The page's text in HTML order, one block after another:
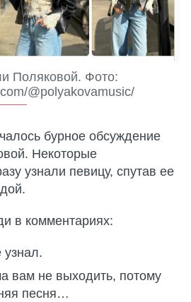
Поляковой. Фото:
@polyakovamusic/
бурное обсуждение
Некоторые
узнали певицу, спутав ее
в комментариях:
узнал.
вам не выходить, потому
песня…